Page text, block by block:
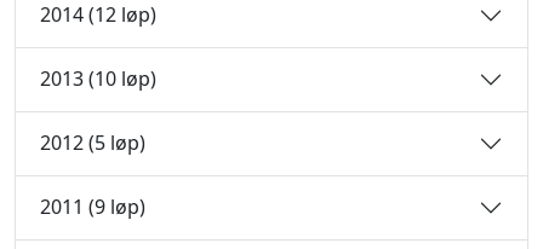
2014 (12 løp)
2013 (10 løp)
2012 (5 løp)
2011 (9 løp)